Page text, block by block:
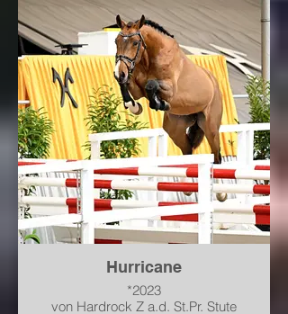
Hurricane
*2023
von Hardrock Z a.d. St.Pr. Stute